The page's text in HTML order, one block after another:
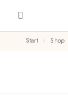
Start Shop